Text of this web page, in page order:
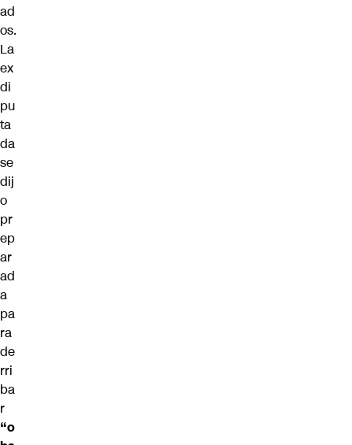
ad
os.
La
ex
di
pu
ta
da
se
dij
o
pr
ep
ar
ad
a
pa
ra
de
rri
ba
r
“o